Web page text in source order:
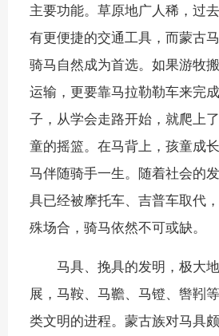
主要功能。草原地广人稀，过
有更便捷的交通工具，而蒙古
骑马自然成为首选。如果游牧
运输，更要靠马拉勒勒车来完
子，从学会走路开始，就爬上
童的摇篮。在马背上，孩童成
马伴随骑手一生。随着社会的
具已经被摩托车、吉普车取代
殊场合，骑马依然不可或缺。
马具、挽具的发明，极大
展，马鞍、马韂、马镫、辔靷
类文明的进程。蒙古族对马具